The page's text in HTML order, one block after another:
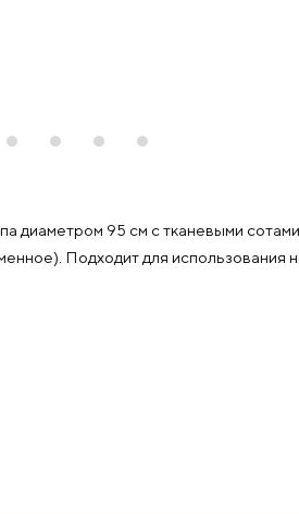
95 см с тканевыми
Подходит для использования